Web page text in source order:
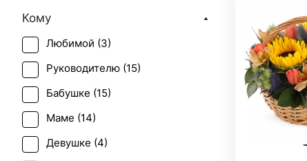
Кому
Любимой (3)
Руководителю (15)
Бабушке (15)
Маме (14)
Девушке (4)